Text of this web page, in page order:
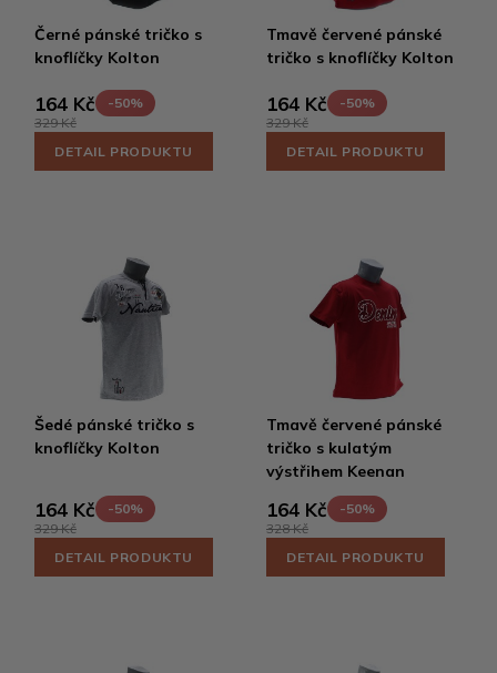
Černé pánské tričko s
knoflíčky Kolton
164 Kč
-50%
329 Kč
DETAIL PRODUKTU
Tmavě červené pánské
tričko s knoflíčky Kolton
164 Kč
-50%
329 Kč
DETAIL PRODUKTU
Šedé pánské tričko s
knoflíčky Kolton
164 Kč
-50%
329 Kč
DETAIL PRODUKTU
Tmavě červené pánské
tričko s kulatým
výstřihem Keenan
164 Kč
-50%
328 Kč
DETAIL PRODUKTU